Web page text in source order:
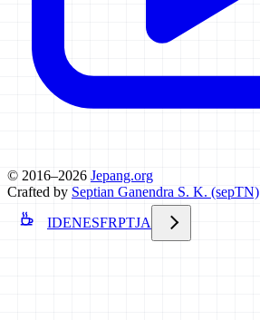
© 2016–2026 Jepang.org
Crafted by Septian Ganendra S. K. (sepTN)
IDENESFRPTJA